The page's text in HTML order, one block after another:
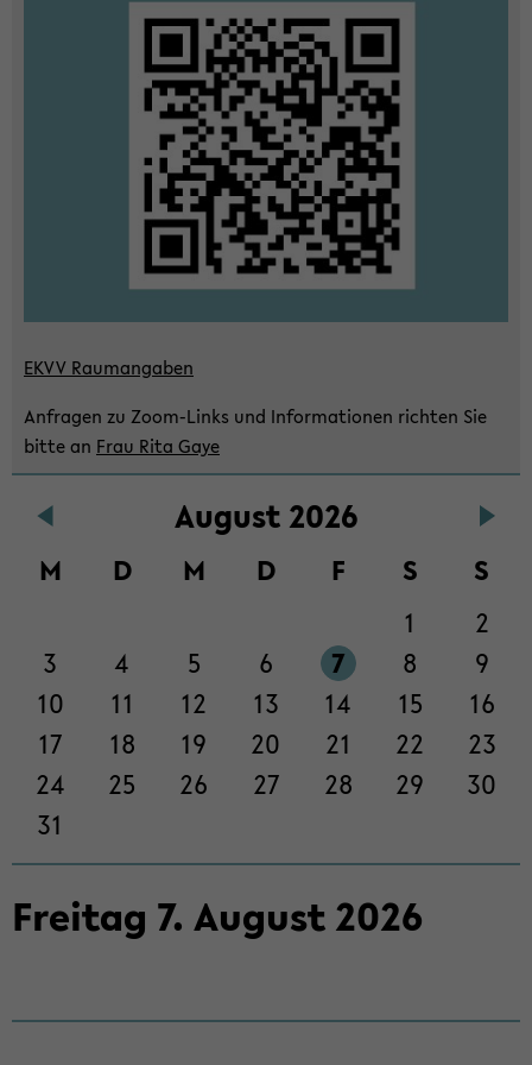
EKVV Raum­an­ga­ben
An­fra­gen zu Zoom-​Links und In­for­ma­tio­nen rich­ten Sie
bitte an Frau Rita Gaye
Au­gust 2026
M D M D F S
S
1
2
3
4 5 6 7 8
9
10
11 12 13 14 15
16
17
18 19 20 21 22
23
24
25 26 27 28 29
30
31
Frei­tag 7. Au­gust2026